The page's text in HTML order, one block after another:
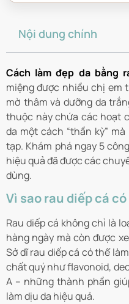
Nội dung chính
Cách làm đẹp da bằng
miệng được nhiều chị em
mờ thâm và dưỡng da
thuộc này chứa các hoạt
da một cách “thần kỳ”
tạp. Khám phá ngay 5
hiệu quả đã được các
dùng.
Vì sao rau diếp cá
Rau diếp cá không chỉ là
hàng ngày mà còn được
Sở dĩ rau diếp cá có thể
chất quý như flavonoid,
A – những thành phần
làm dịu da hiệu quả.